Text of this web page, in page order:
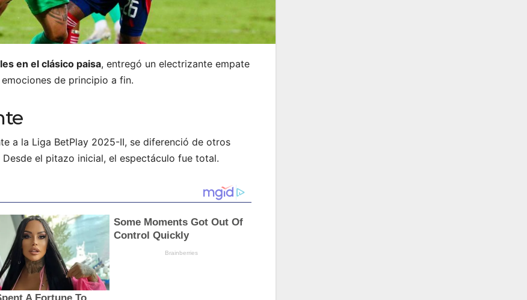
en el clásico paisa, entregó un electrizante empate
de principio a fin.
a la Liga BetPlay 2025-II, se diferenció de otros
el pitazo inicial, el espectáculo fue total.